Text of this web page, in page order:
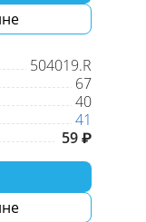
504019.R
67
40
41
59 ₽